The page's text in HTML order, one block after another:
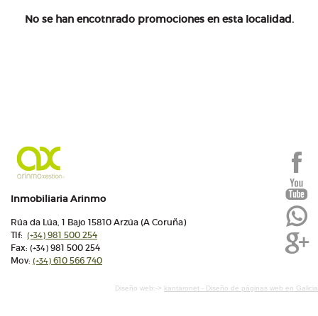
No se han encotnrado promociones en esta localidad.
Inmobiliaria Arinmo
Rúa da Lúa, 1 Bajo 15810 Arzúa (A Coruña)
Tlf: (+34) 981 500 254
Fax: (+34) 981 500 254
Mov: (+34) 610 566 740
Diseño web:-> kantaronet - Diseño de páginas web en Galicia